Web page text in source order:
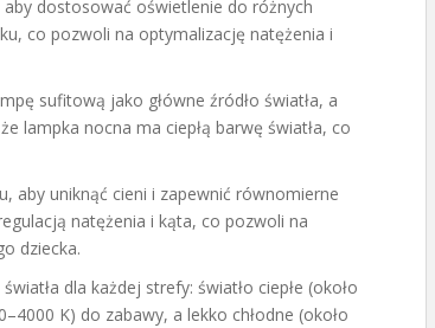
dostosować oświetlenie do różnych
co pozwoli na optymalizację natężenia i
sufitową jako główne źródło światła, a
lampka nocna ma ciepłą barwę światła, co
aby uniknąć cieni i zapewnić równomierne
natężenia i kąta, co pozwoli na
dziecka.
dla każdej strefy: światło ciepłe (około
K) do zabawy, a lekko chłodne (około